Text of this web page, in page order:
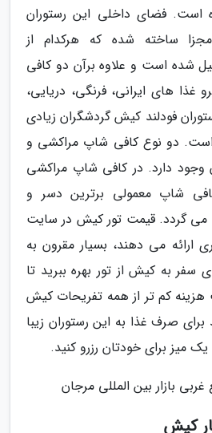
است. فضای داخلی این رستوران
ساخته شده که هرکدام از
شده است و علاوه برآن دو کافی
های ایرانی، فرنگی، دریایی،
فودلند کیش گردشگران زیادی
دو نوع کافی شاپ مراکشی و
وجود دارد. در کافی شاپ مراکشی
شاپ معمولی برترین دسر و
می گردد. قیمت تور کیش در سایت
ارائه می دهند، بسیار مقرون به
سفر به کیش از تور بهره ببرید تا
هزینه کم تر از همه تفریحات کیش
برای صرف غذا به این رستوران زیبا
یک میز برای خودتان رزرو کنید.
بازار بین المللی مرجان
کیش